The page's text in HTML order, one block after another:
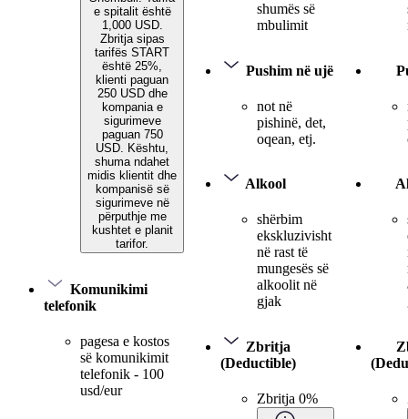
e spitalit është
1,000 USD.
Zbritja sipas
tarifës START
është 25%,
klienti paguan
250 USD dhe
kompania e
sigurimeve
paguan 750
USD. Kështu,
shuma ndahet
midis klientit dhe
kompanisë së
sigurimeve në
përputhje me
kushtet e planit
tarifor.
Komunikimi
telefonik
pagesa e kostos
së komunikimit
telefonik - 100
usd/eur
shumës së
mbulimit
Pushim në ujë
not në
pishinë, det,
oqean, etj.
Alkool
shërbim
ekskluzivisht
në rast të
mungesës së
alkoolit në
gjak
Zbritja
(Deductible)
Zbritja 0%